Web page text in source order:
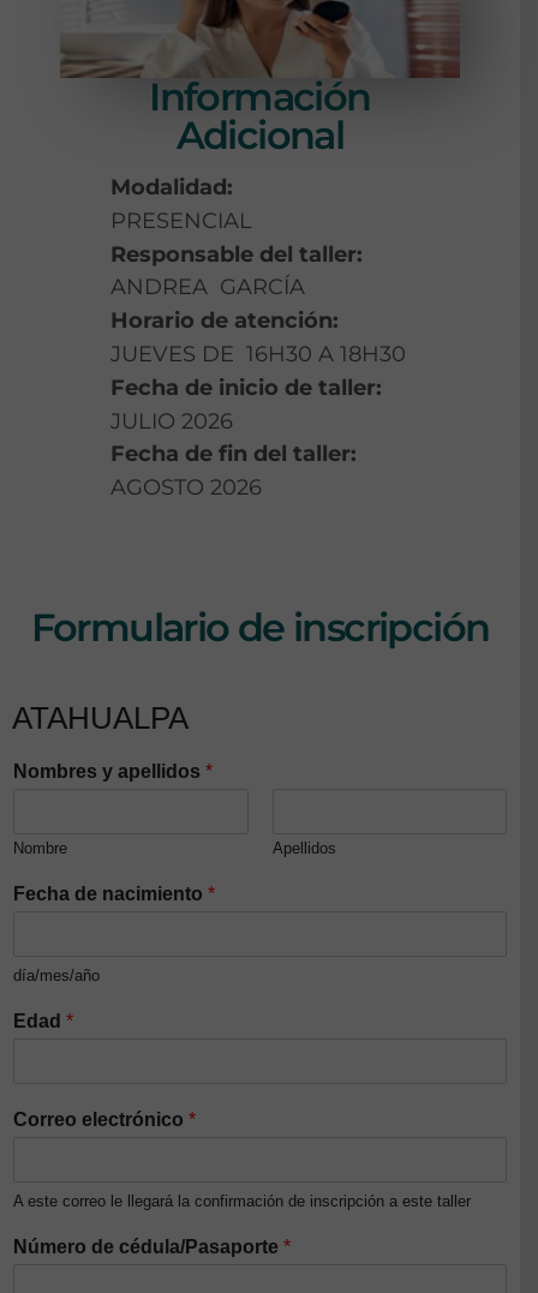
Información
Adicional
Modalidad:
PRESENCIAL
Responsable del taller:
ANDREA GARCÍA
Horario de atención:
JUEVES DE 16H30 A 18H30
Fecha de inicio de taller:
JULIO 2026
Fecha de fin del taller:
AGOSTO 2026
Formulario de inscripción
ATAHUALPA
Nombres y apellidos *
Nombre Apellidos
Fecha de nacimiento *
día/mes/año
Edad *
Correo electrónico *
A este correo le llegará la confirmación de inscripción a este taller
Número de cédula/Pasaporte *